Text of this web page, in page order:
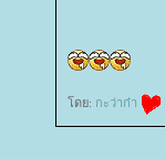
ดย: กะว่าก๋า